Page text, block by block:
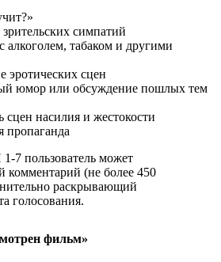
симпатий
табаком и другими
сцен
юмор или обсуждение пошлых тем
насилия и жестокости
пользователь может
комментарий (не более 450
раскрывающий
голосования.
фильм»